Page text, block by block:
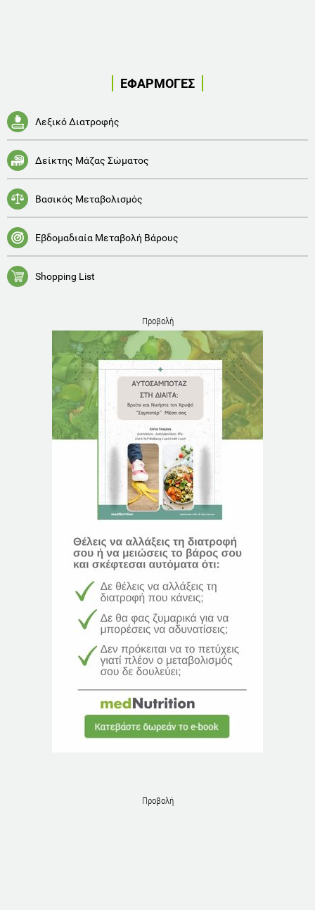
ΕΦΑΡΜΟΓΕΣ
Λεξικό Διατροφής
Δείκτης Μάζας Σώματος
Βασικός Μεταβολισμός
Εβδομαδιαία Μεταβολή Βάρους
Shopping List
Προβολή
Προβολή